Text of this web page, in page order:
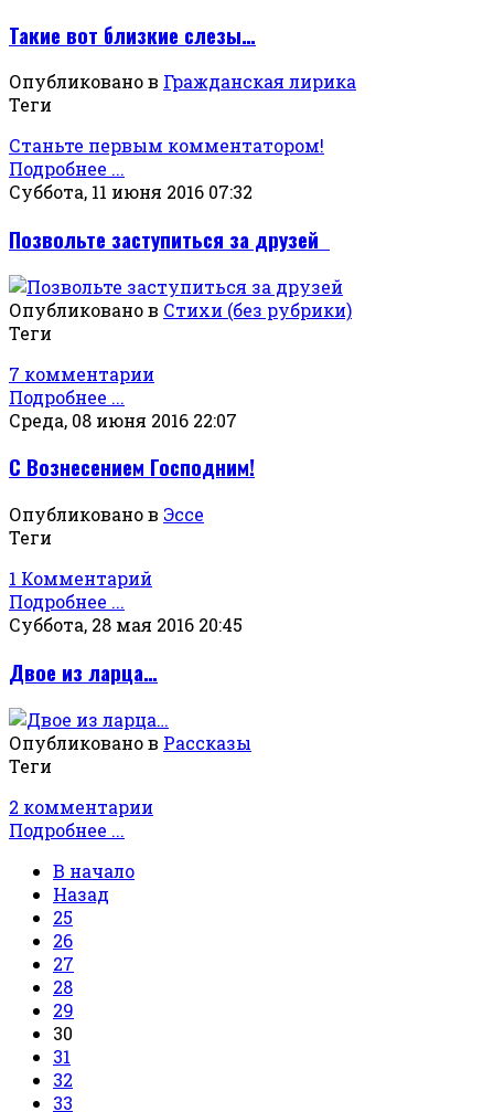
Такие вот близкие слезы…
Опубликовано в Гражданская лирика
Теги
Станьте первым комментатором!
Подробнее ...
Суббота, 11 июня 2016 07:32
Позвольте заступиться за друзей
Опубликовано в Стихи (без рубрики)
Теги
7 комментарии
Подробнее ...
Среда, 08 июня 2016 22:07
С Вознесением Господним!
Опубликовано в Эссе
Теги
1 Комментарий
Подробнее ...
Суббота, 28 мая 2016 20:45
Двое из ларца…
Опубликовано в Рассказы
Теги
2 комментарии
Подробнее ...
В начало
Назад
25
26
27
28
29
30
31
32
33